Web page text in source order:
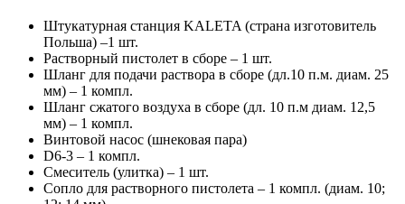
Штукатурная станция KALETA (страна изготовитель
Польша) –1 шт.
Растворный пистолет в сборе – 1 шт.
Шланг для подачи раствора в сборе (дл.10 п.м. диам. 25
мм) – 1 компл.
Шланг сжатого воздуха в сборе (дл. 10 п.м диам. 12,5
мм) – 1 компл.
Винтовой насос (шнековая пара)
D6-3 – 1 компл.
Смеситель (улитка) – 1 шт.
Сопло для растворного пистолета – 1 компл. (диам. 10;